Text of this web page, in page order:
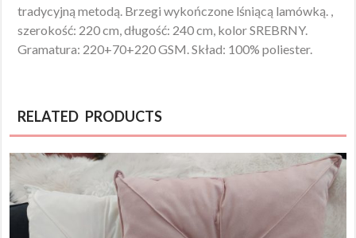
tradycyjną metodą. Brzegi wykończone lśniącą lamówką. ,
szerokość: 220 cm, długość: 240 cm, kolor SREBRNY.
Gramatura: 220+70+220 GSM. Skład: 100% poliester.
RELATED PRODUCTS